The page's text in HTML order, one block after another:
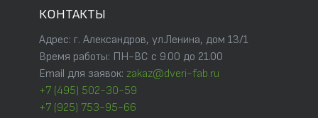
КОНТАКТЫ
Адрес: г. Александров, ул.Ленина, дом 13/1
Время работы: ПН-ВС с 9.00 до 21.00
Email для заявок: zakaz@dveri-fab.ru
+7 (495) 502-30-59
+7 (925) 753-95-66